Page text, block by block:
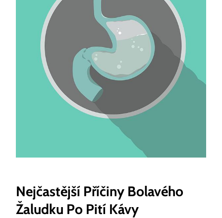
Nejčastější Příčiny Bolavého
Žaludku Po Pití Kávy